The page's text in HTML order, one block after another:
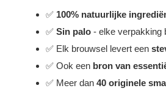
✅ 100% natuurlijke
✅Sin palo - elke verpakking
✅ Elk brouwsel levert een
✅ Ook een bron van
✅ Meer dan40 originele